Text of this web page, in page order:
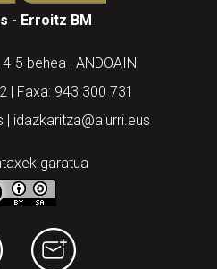
- Erroitz BM
5 behea | ANDOAIN
| Faxa: 943 300 731
| idazkaritza@aiurri.eus
garatua